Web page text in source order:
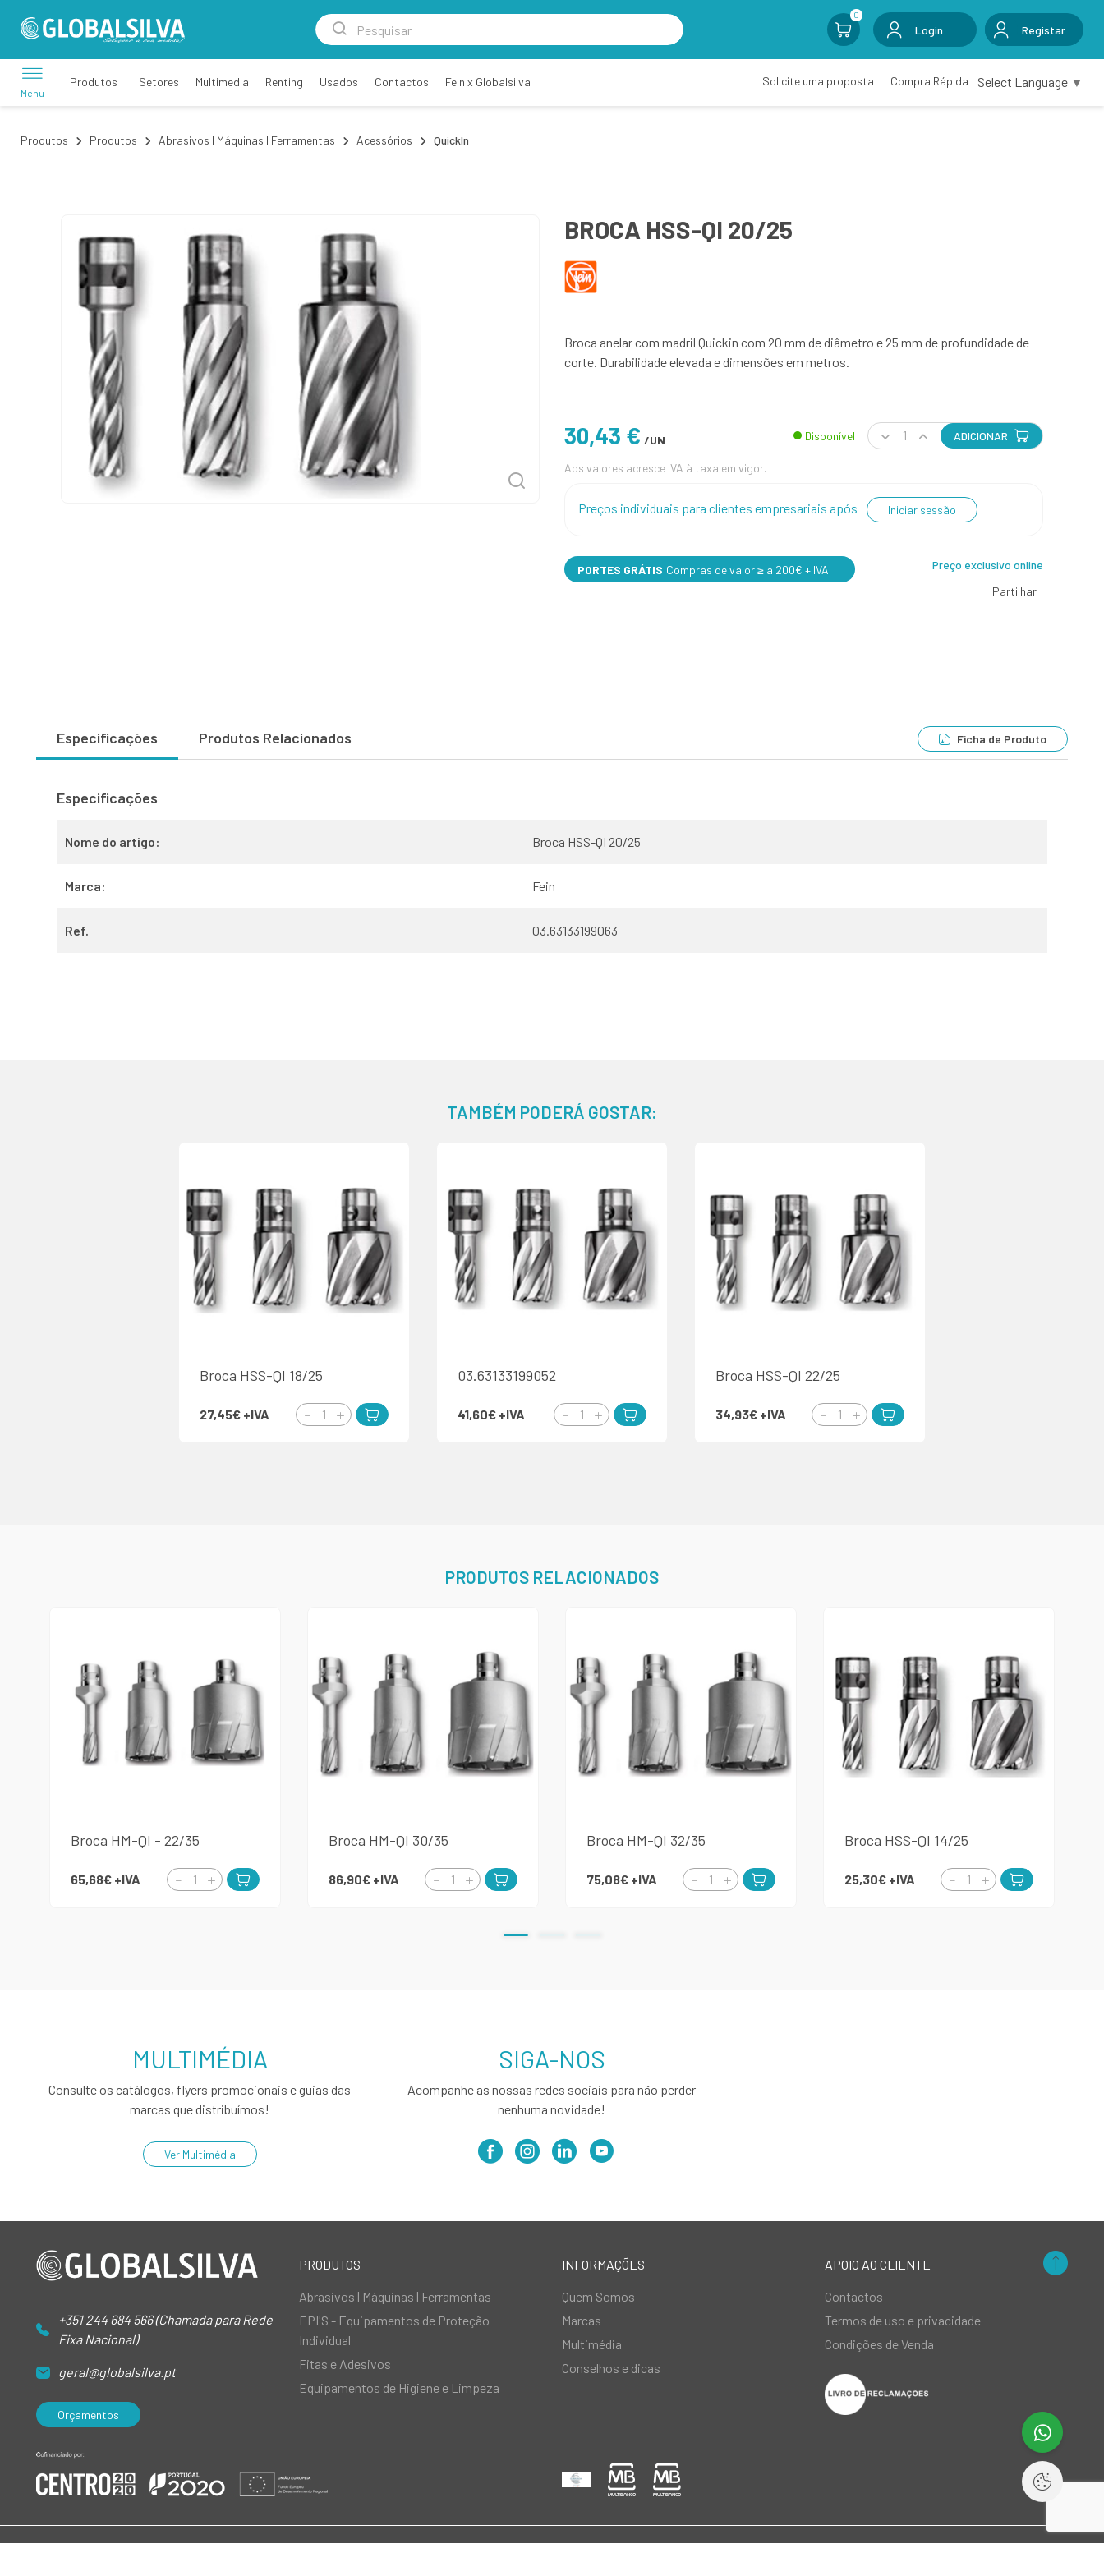
0
Login Registar
Menu
Produtos Setores Multimedia Renting Usados Contactos Fein x Globalsilva Solicite uma proposta Compra Rápida Select Language ▼
Produtos Produtos Abrasivos | Máquinas | Ferramentas Acessórios QuickIn
BROCA HSS-QI 20/25
Broca anelar com madril Quickin com 20 mm de diâmetro e 25 mm de profundidade de
corte. Durabilidade elevada e dimensões em metros.
30,43 € /UN Disponível ADICIONAR
Aos valores acresce IVA à taxa em vigor.
Preços individuais para clientes empresariais após Iniciar sessão
PORTES GRÁTIS Compras de valor ≥ a 200€ + IVA
Preço exclusivo online
Partilhar
Especificações Produtos Relacionados Ficha de Produto
Especificações
Nome do artigo: Broca HSS-QI 20/25
Marca: Fein
Ref. 03.63133199063
TAMBÉM PODERÁ GOSTAR:
Broca HSS-QI 18/25
27,45€ +IVA
03.63133199052
41,60€ +IVA
Broca HSS-QI 22/25
34,93€ +IVA
PRODUTOS RELACIONADOS
Broca HM-QI - 22/35
65,68€ +IVA
Broca HM-QI 30/35
86,90€ +IVA
Broca HM-QI 32/35
75,08€ +IVA
Broca HSS-QI 14/25
25,30€ +IVA
MULTIMÉDIA
Consulte os catálogos, flyers promocionais e guias das
marcas que distribuímos!
Ver Multimédia
SIGA-NOS
Acompanhe as nossas redes sociais para não perder
nenhuma novidade!
+351 244 684 566 (Chamada para Rede
Fixa Nacional)
geral@globalsilva.pt
Orçamentos
PRODUTOS
Abrasivos | Máquinas | Ferramentas
EPI'S - Equipamentos de Proteção
Individual
Fitas e Adesivos
Equipamentos de Higiene e Limpeza
INFORMAÇÕES
Quem Somos
Marcas
Multimédia
Conselhos e dicas
APOIO AO CLIENTE
Contactos
Termos de uso e privacidade
Condições de Venda